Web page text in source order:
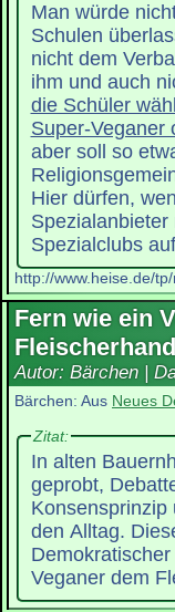
Man würde
Schulen
nicht dem
ihm und auch
die Schüler
Super-Veganer
aber soll so
Hier dürfen,
Spezialclubs
http://www.heise.de/
Fern wie ein
Autor: Bärchen |
Bärchen: Aus Neues
Zitat:
In alten
geprobt,
Konsensprinzip
den Alltag.
Veganer dem